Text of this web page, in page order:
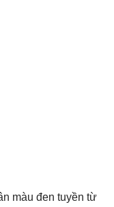
màu đen tuyền từ